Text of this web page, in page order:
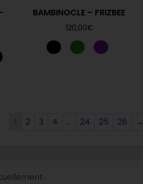
BAMBINOCLE – FRIZBEE
120,00€
1 2 3 4 … 24 25 26 →